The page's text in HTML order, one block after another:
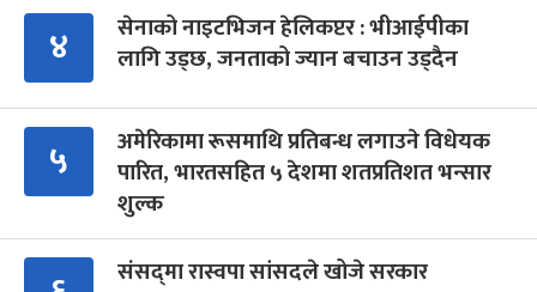
४
सेनाको नाइटभिजन हेलिकप्टर : भीआईपीका
लागि उड्छ, जनताको ज्यान बचाउन उड्दैन
५
अमेरिकामा रूसमाथि प्रतिबन्ध लगाउने विधेयक
पारित, भारतसहित ५ देशमा शतप्रतिशत भन्सार
शुल्क
संसद्‍मा रास्वपा सांसदले खोजे सरकार